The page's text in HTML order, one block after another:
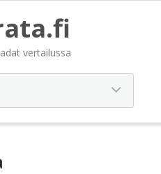
vertailussa